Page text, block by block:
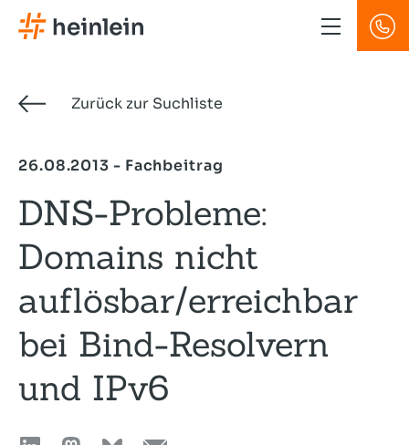
Direkt
zum
Zurück zur Suchliste
26.08.2013 - Fachbeitrag
DNS-Probleme:
Domains nicht
auflösbar/erreichbar
bei Bind-Resolvern
und IPv6